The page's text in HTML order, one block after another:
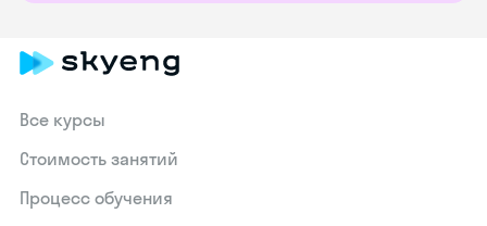
Все курсы
Стоимость занятий
Процесс обучения